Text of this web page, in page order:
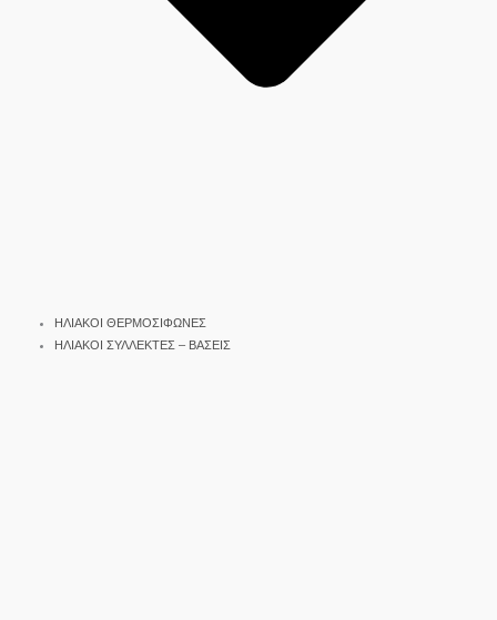
ΗΛΙΑΚΟΙ ΘΕΡΜΟΣΙΦΩΝΕΣ
ΗΛΙΑΚΟΙ ΣΥΛΛΕΚΤΕΣ – ΒΑΣΕΙΣ